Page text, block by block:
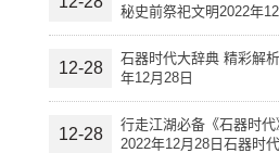
秘史前祭祀文明2022年
时代全攻人射箭
12-28
石器时代大辞典 精彩解
年12月28日
12-28
行走江湖必备《石器时
2022年12月28日石器时